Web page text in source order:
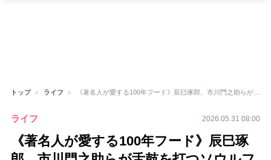
トップ ライフ 《著名人が愛する100年フード》辰巳琢郎、市川門之助らが舌鼓を打つソウルフードが集結！
ライフ 2026.05.31 08:00
《著名人が愛する100年フード》辰巳琢